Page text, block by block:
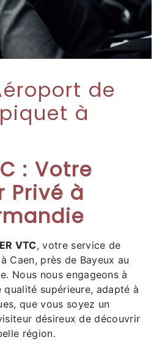
de
à
: Votre
Privé à
VTC, votre service de
Caen, près de Bayeux au
Nous nous engageons à
supérieure, adapté à
que vous soyez un
désireux de découvrir
région.